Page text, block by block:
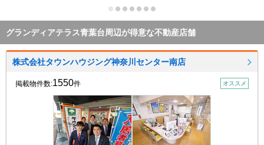
グランディアテラス青葉台周辺が得意な不動産店舗
株式会社タウンハウジング神奈川センター南店
掲載物件数:1550件 オススメ